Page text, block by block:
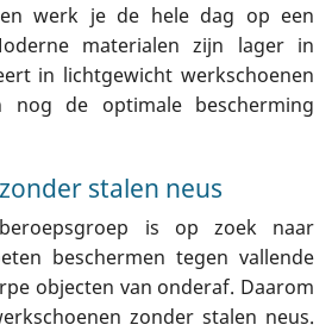
werk je de hele dag op een
materialen zijn lager in
in lichtgewicht werkschoenen
de optimale bescherming
stalen neus
is op zoek naar
beschermen tegen vallende
objecten van onderaf. Daarom
zonder stalen neus.